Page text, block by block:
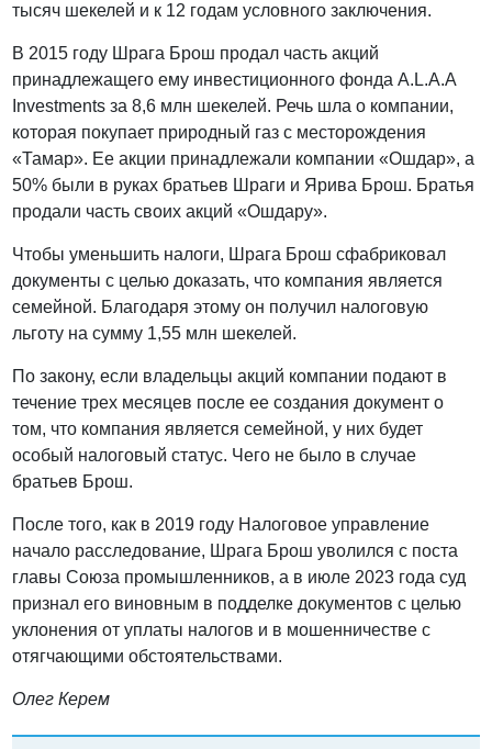
тысяч шекелей и к 12 годам условного заключения.
В 2015 году Шрага Брош продал часть акций
принадлежащего ему инвестиционного фонда A.L.A.A
Investments за 8,6 млн шекелей. Речь шла о компании,
которая покупает природный газ с месторождения
«Тамар». Ее акции принадлежали компании «Ошдар», а
50% были в руках братьев Шраги и Ярива Брош. Братья
продали часть своих акций «Ошдару».
Чтобы уменьшить налоги, Шрага Брош сфабриковал
документы с целью доказать, что компания является
семейной. Благодаря этому он получил налоговую
льготу на сумму 1,55 млн шекелей.
По закону, если владельцы акций компании подают в
течение трех месяцев после ее создания документ о
том, что компания является семейной, у них будет
особый налоговый статус. Чего не было в случае
братьев Брош.
После того, как в 2019 году Налоговое управление
начало расследование, Шрага Брош уволился с поста
главы Союза промышленников, а в июле 2023 года суд
признал его виновным в подделке документов с целью
уклонения от уплаты налогов и в мошенничестве с
отягчающими обстоятельствами.
Олег Керем